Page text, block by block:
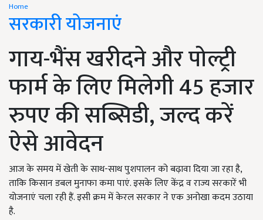
Home
सरकारी योजनाएं
गाय-भैंस खरीदने और पोल्ट्री
फार्म के लिए मिलेगी 45 हजार
रुपए की सब्सिडी, जल्द करें
ऐसे आवेदन
आज के समय में खेती के साथ-साथ पुशपालन को बढ़ावा दिया जा रहा है,
ताकि किसान डबल मुनाफा कमा पाएं. इसके लिए केंद्र व राज्य सरकारें भी
योजनाएं चला रही हैं. इसी क्रम में केरल सरकार ने एक अनोखा कदम उठाया
है.